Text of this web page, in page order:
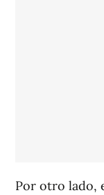
Por otro lado,